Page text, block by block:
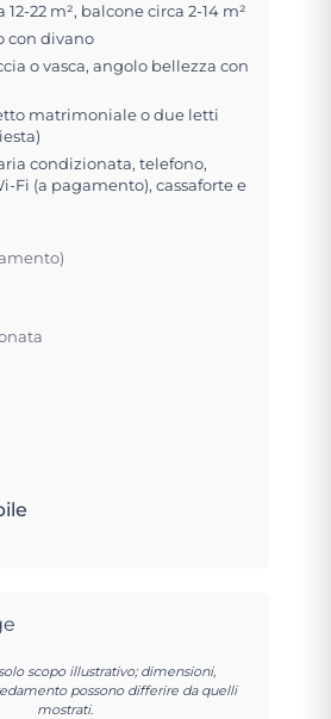
22 m², balcone circa 2-14 m²
con divano
o vasca, angolo bellezza con
matrimoniale o due letti
condizionata, telefono,
Fi (a pagamento), cassaforte e
scopo illustrativo; dimensioni,
possono differire da quelli
mostrati.